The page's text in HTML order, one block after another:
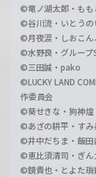
©竜ノ湖太郎・もも
©谷川流・いとうの
©月夜涙・しおこん
©水野良・グループ
©三田誠・pako
©LUCKY LAND
作委員会
©葵せきな・狗神煌
©あざの耕平・す
©井中だちま・飯田
©恵比須清司・ぎん
©鏡貴也・とよた瑣